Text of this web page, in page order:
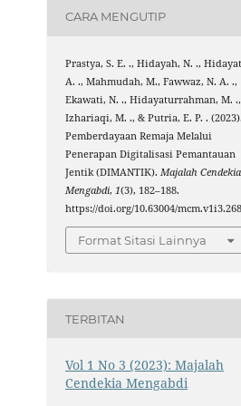
CARA MENGUTIP
Prastya, S. E. ., Hidayah, N. .,
A. ., Mahmudah, M., Fawwaz, N. A. .,
Ekawati, N. ., Hidayaturrahman, M. .,
Izhariaqi, M. ., & Putria, E. P. . (2023).
Pemberdayaan Remaja Melalui
Penerapan Digitalisasi Pemantauan
Jentik (DIMANTIK).Majalah Cendekia
Mengabdi,1(3), 182–188.
https://doi.org/10.63004/mcm.v1i3.268
Format Sitasi Lainnya
TERBITAN
Vol 1 No 3 (2023): Majalah
Cendekia Mengabdi